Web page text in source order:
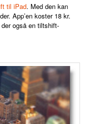
til iPad. Med den kan
App’en koster 18 kr.
også en tiltshift-